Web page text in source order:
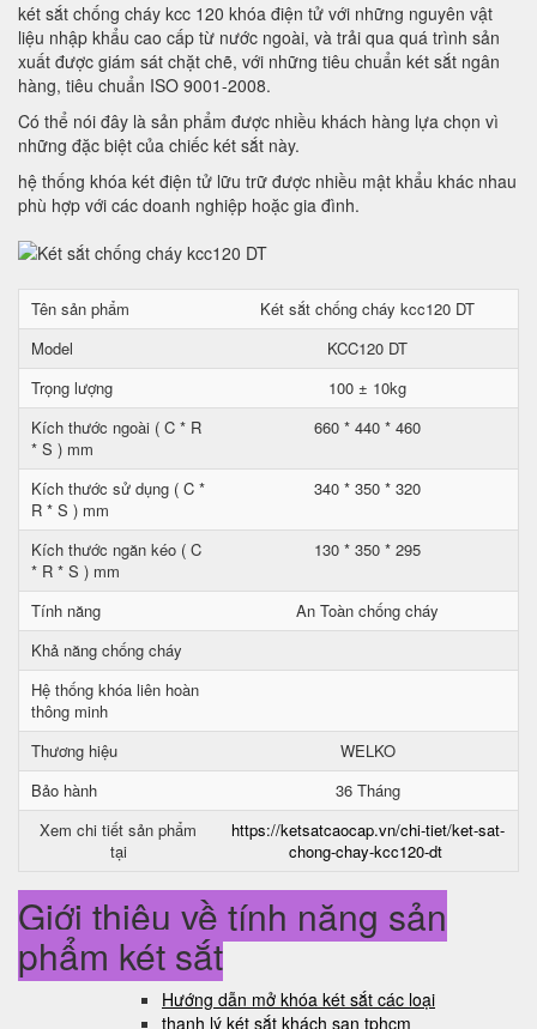
két sắt chống cháy kcc 120 khóa điện tử với những nguyên vật
liệu nhập khẩu cao cấp từ nước ngoài, và trải qua quá trình sản
xuất được giám sát chặt chẽ, với những tiêu chuẩn két sắt ngân
hàng, tiêu chuẩn ISO 9001-2008.
Có thể nói đây là sản phẩm được nhiều khách hàng lựa chọn vì
những đặc biệt của chiếc két sắt này.
hệ thống khóa két điện tử lữu trữ được nhiều mật khẩu khác nhau
phù hợp với các doanh nghiệp hoặc gia đình.
Tên sản phẩm
Két sắt chống cháy kcc120 DT
Model
KCC120 DT
Trọng lượng
100 ± 10kg
Kích thước ngoài ( C * R
* S ) mm
660 * 440 * 460
Kích thước sử dụng ( C *
R * S ) mm
340 * 350 * 320
Kích thước ngăn kéo ( C
* R * S ) mm
130 * 350 * 295
Tính năng
An Toàn chống cháy
Khả năng chống cháy
Hệ thống khóa liên hoàn
thông minh
Thương hiệu
WELKO
Bảo hành
36 Tháng
Xem chi tiết sản phẩm
tại
https://ketsatcaocap.vn/chi-tiet/ket-sat-
chong-chay-kcc120-dt
Giới thiệu về tính năng sản
phẩm két sắt
Hướng dẫn mở khóa két sắt các loại
thanh lý két sắt khách sạn tphcm